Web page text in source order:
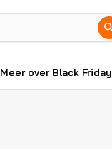
Meer over Black Friday